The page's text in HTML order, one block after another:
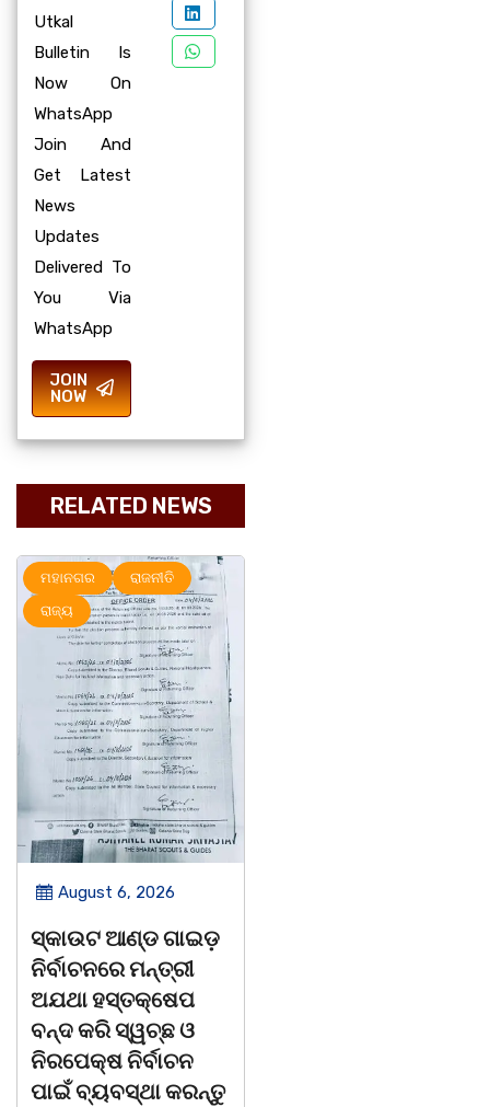
Utkal
Bulletin Is
Now On
WhatsApp
Join And
Get Latest
News
Updates
Delivered To
You Via
WhatsApp
JOIN
NOW
RELATED NEWS
ରାଜ୍ୟ
August 6, 2026
ଅବସରପ୍ରାପ୍ତ
ଶିକ୍ଷୟିତ୍ରୀ ଶ୍ରୀମତୀ
ଅନ୍ନପୂର୍ଣ୍ଣା ମିଶ୍ରଙ୍କ
ଅବସରକାଳୀନ
ସମ୍ବର୍ଦ୍ଧନା